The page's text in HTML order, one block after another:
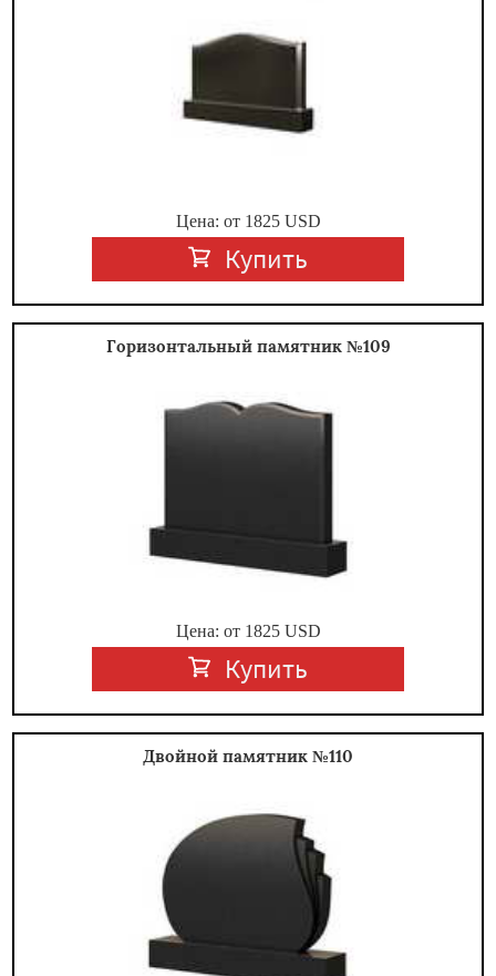
Цена: от 1825USD
Купить
Горизонтальный памятник №109
Цена: от 1825USD
Купить
Двойной памятник №110